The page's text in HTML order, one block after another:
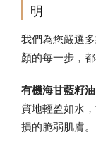
明
我們為您嚴選
顏的每一步，
有機海甘藍籽油
質地輕盈如水
損的脆弱肌膚。